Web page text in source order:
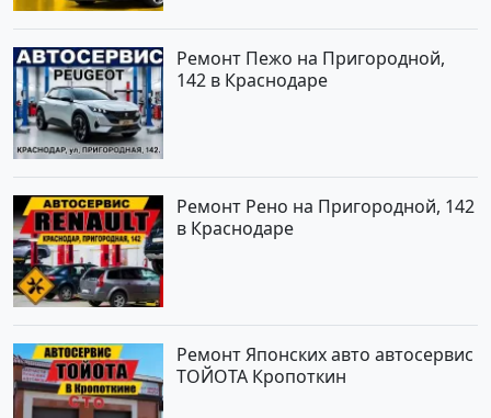
Ремонт Пежо на Пригородной,
142 в Краснодаре
Ремонт Рено на Пригородной, 142
в Краснодаре
Ремонт Японских авто автосервис
ТОЙОТА Кропоткин